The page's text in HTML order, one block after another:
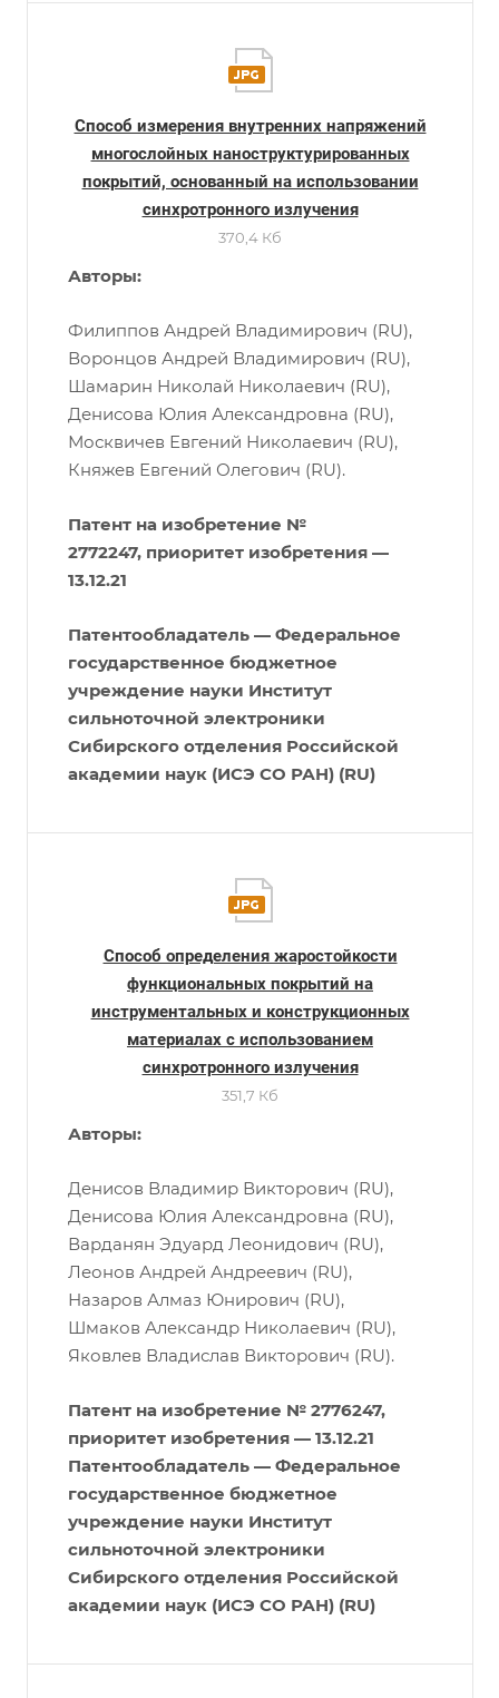
Способ измерения внутренних напряжений
многослойных наноструктурированных
покрытий, основанный на использовании
синхротронного излучения
370,4 Кб
Авторы:
Филиппов Андрей Владимирович (RU),
Воронцов Андрей Владимирович (RU),
Шамарин Николай Николаевич (RU),
Денисова Юлия Александровна (RU),
Москвичев Евгений Николаевич (RU),
Княжев Евгений Олегович (RU).
Патент на изобретение №
2772247, приоритет изобретения —
13.12.21
Патентообладатель — Федеральное
государственное бюджетное
учреждение науки Институт
сильноточной электроники
Сибирского отделения Российской
академии наук (ИСЭ СО РАН) (RU)
Способ определения жаростойкости
функциональных покрытий на
инструментальных и конструкционных
материалах с использованием
синхротронного излучения
351,7 Кб
Авторы:
Денисов Владимир Викторович (RU),
Денисова Юлия Александровна (RU),
Варданян Эдуард Леонидович (RU),
Леонов Андрей Андреевич (RU),
Назаров Алмаз Юнирович (RU),
Шмаков Александр Николаевич (RU),
Яковлев Владислав Викторович (RU).
Патент на изобретение № 2776247,
приоритет изобретения — 13.12.21
Патентообладатель — Федеральное
государственное бюджетное
учреждение науки Институт
сильноточной электроники
Сибирского отделения Российской
академии наук (ИСЭ СО РАН) (RU)